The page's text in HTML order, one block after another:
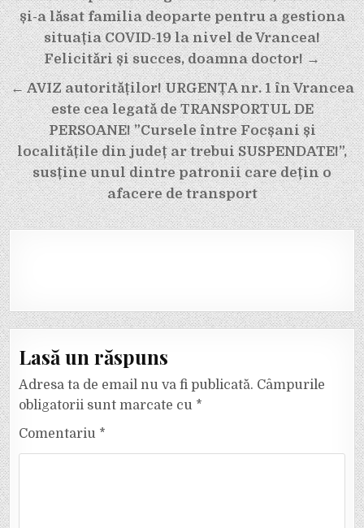
în
articole
și-a lăsat familia deoparte pentru a gestiona
situația COVID-19 la nivel de Vrancea!
Felicitări și succes, doamna doctor! →
← AVIZ autorităților! URGENȚA nr. 1 în Vrancea
este cea legată de TRANSPORTUL DE
PERSOANE! ”Cursele între Focșani și
localitățile din județ ar trebui SUSPENDATE!”,
susține unul dintre patronii care dețin o
afacere de transport
Lasă un răspuns
Adresa ta de email nu va fi publicată. Câmpurile
obligatorii sunt marcate cu *
Comentariu *